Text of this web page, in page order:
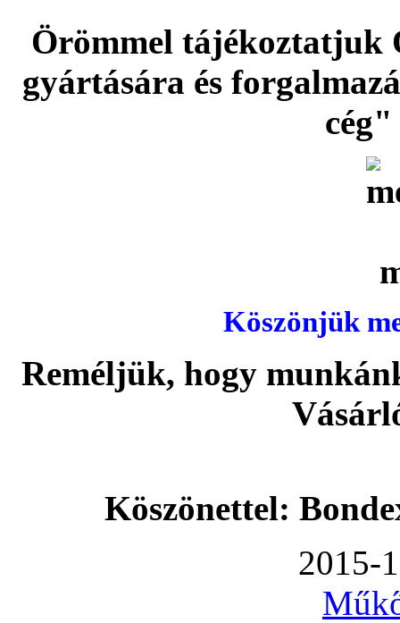
Örömmel tájékoztatjuk
gyártására és
Köszönjük
Reméljük, hogy
Köszönettel:
2015-